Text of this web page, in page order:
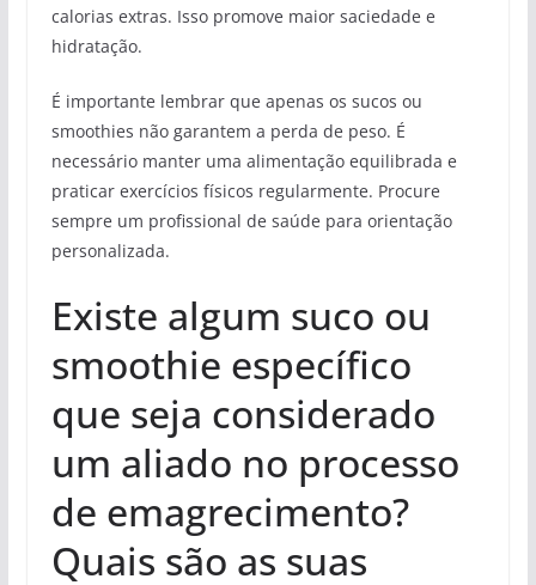
calorias extras. Isso promove maior saciedade e
hidratação.
É importante lembrar que apenas os sucos ou
smoothies não garantem a perda de peso. É
necessário manter uma alimentação equilibrada e
praticar exercícios físicos regularmente. Procure
sempre um profissional de saúde para orientação
personalizada.
Existe algum suco ou
smoothie específico
que seja considerado
um aliado no processo
de emagrecimento?
Quais são as suas